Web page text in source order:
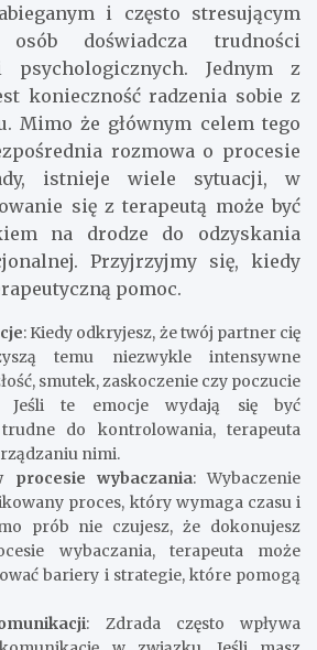
i często stresującym
doświadcza trudności
psychologicznych. Jednym z
konieczność radzenia sobie z
Mimo że głównym celem tego
rozmowa o procesie
istnieje wiele sytuacji, w
się z terapeutą może być
na drodze do odzyskania
Przyjrzyjmy się, kiedy
pomoc.
: Kiedy odkryjesz, że twój partner cię
temu niezwykle intensywne
smutek, zaskoczenie czy poczucie
Jeśli te emocje wydają się być
do kontrolowania, terapeuta
nimi.
procesie wybaczania: Wybaczenie
proces, który wymaga czasu i
prób nie czujesz, że dokonujesz
wybaczania, terapeuta może
bariery i strategie, które pomogą
: Zdrada często wpływa